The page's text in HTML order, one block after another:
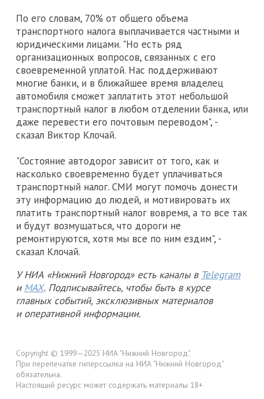
По его словам, 70% от общего объема
транспортного налога выплачивается частными и
юридическими лицами. "Но есть ряд
организационных вопросов, связанных с его
своевременной уплатой. Нас поддерживают
многие банки, и в ближайшее время владелец
автомобиля сможет заплатить этот небольшой
транспортный налог в любом отделении банка, или
даже перевести его почтовым переводом", -
сказал Виктор Клочай.
"Состояние автодорог зависит от того, как и
насколько своевременно будет уплачиваться
транспортный налог. СМИ могут помочь донести
эту информацию до людей, и мотивировать их
платить транспортный налог вовремя, а то все так
и будут возмущаться, что дороги не
ремонтируются, хотя мы все по ним ездим", -
сказал Клочай.
У НИА «Нижний Новгород» есть каналы в Telegram
и MAX. Подписывайтесь, чтобы быть в курсе
главных событий, эксклюзивных материалов
и оперативной информации.
Copyright © 1999—2025 НИА "Нижний Новгород".
При перепечатке гиперссылка на НИА "Нижний Новгород"
обязательна.
Настоящий ресурс может содержать материалы 18+